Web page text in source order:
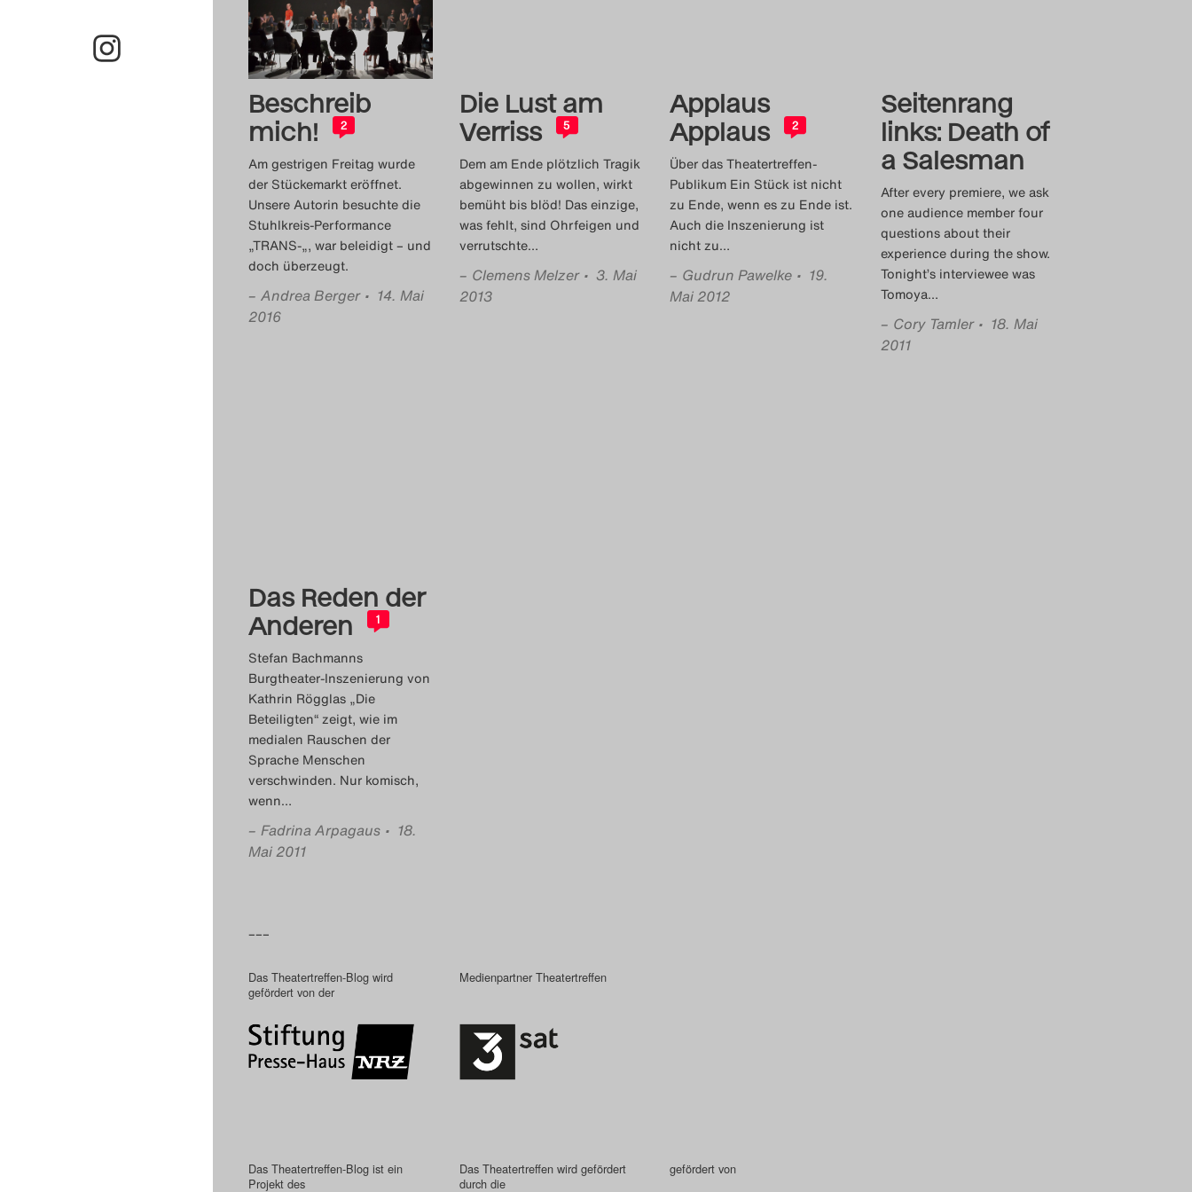
Beschreib
mich!
2
Am gestrigen Freitag wurde
der Stückemarkt eröffnet.
Unsere Autorin besuchte die
Stuhlkreis-Performance
„TRANS-„, war beleidigt – und
doch überzeugt.
– Andrea Berger • 14. Mai
2016
Die Lust am
Verriss
5
Dem am Ende plötzlich Tragik
abgewinnen zu wollen, wirkt
bemüht bis blöd! Das einzige,
was fehlt, sind Ohrfeigen und
verrutschte…
– Clemens Melzer • 3. Mai
2013
Applaus
Applaus
2
Über das Theatertreffen-
Publikum Ein Stück ist nicht
zu Ende, wenn es zu Ende ist.
Auch die Inszenierung ist
nicht zu…
– Gudrun Pawelke • 19.
Mai 2012
Seitenrang
links: Death of
a Salesman
After every premiere, we ask
one audience member four
questions about their
experience during the show.
Tonight’s interviewee was
Tomoya…
– Cory Tamler • 18. Mai
2011
Das Reden der
Anderen
1
Stefan Bachmanns
Burgtheater-Inszenierung von
Kathrin Rögglas „Die
Beteiligten“ zeigt, wie im
medialen Rauschen der
Sprache Menschen
verschwinden. Nur komisch,
wenn…
– Fadrina Arpagaus • 18.
Mai 2011
–––
Das Theatertreffen-Blog wird
gefördert von der
Medienpartner Theatertreffen
Das Theatertreffen-Blog ist ein
Projekt des
Das Theatertreffen wird gefördert
durch die
gefördert von